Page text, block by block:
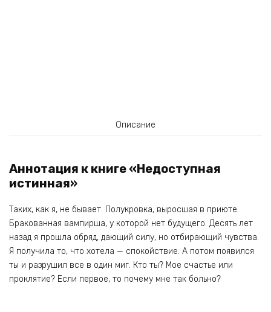
Описание
Аннотация к книге «Недоступная
истинная»
Таких, как я, не бывает. Полукровка, выросшая в приюте.
Бракованная вампирша, у которой нет будущего. Десять лет
назад я прошла обряд, дающий силу, но отбирающий чувства.
Я получила то, что хотела — спокойствие. А потом появился
ты и разрушил все в один миг. Кто ты? Мое счастье или
проклятие? Если первое, то почему мне так больно?